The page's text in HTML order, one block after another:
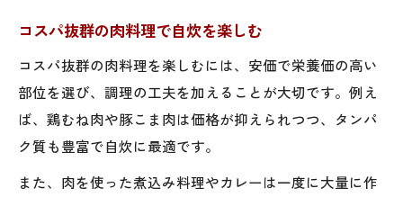
コスパ抜群の肉料理で自炊を楽しむ
コスパ抜群の肉料理を楽しむには、安価で栄養価の高い
部位を選び、調理の工夫を加えることが大切です。例え
ば、鶏むね肉や豚こま肉は価格が抑えられつつ、タンパ
ク質も豊富で自炊に最適です。
また、肉を使った煮込み料理やカレーは一度に大量に作